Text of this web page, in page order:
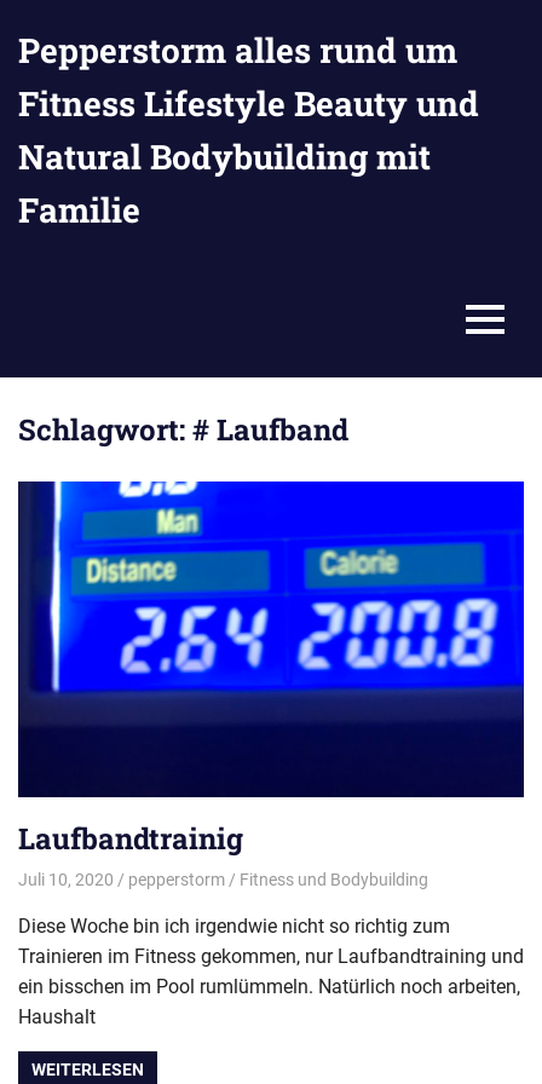
Inhalt
springen
Pepperstorm alles rund um
Fitness Lifestyle Beauty und
Natural Bodybuilding mit
Familie
MENU
Schlagwort:# Laufband
Laufbandtrainig
Juli 10, 2020 pepperstorm Fitness und Bodybuilding
Diese Woche bin ich irgendwie nicht so richtig zum
Trainieren im Fitness gekommen, nur Laufbandtraining und
ein bisschen im Pool rumlümmeln. Natürlich noch arbeiten,
Haushalt
WEITERLESEN